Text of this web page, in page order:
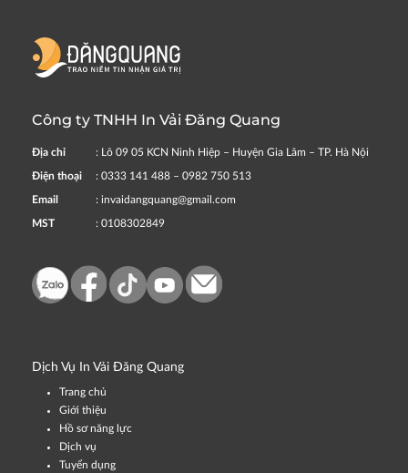
Công ty TNHH In Vải Đăng Quang
Địa chỉ : Lô 09 05 KCN Ninh Hiệp – Huyện Gia Lâm – TP. Hà Nội
Điện thoại : 0333 141 488 – 0982 750 513
Email : invaidangquang@gmail.com
MST : 0108302849
Dịch Vụ In Vải Đăng Quang
Trang chủ
Giới thiệu
Hồ sơ năng lực
Dịch vụ
Tuyển dụng